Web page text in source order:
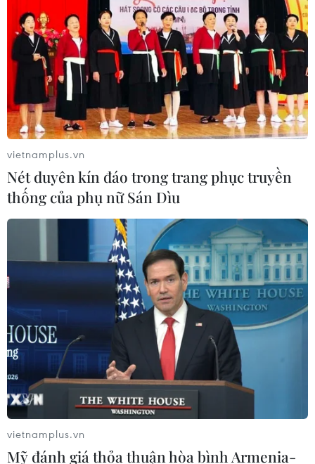
vietnamplus.vn
Nét duyên kín đáo trong trang phục truyền
thống của phụ nữ Sán Dìu
vietnamplus.vn
Mỹ đánh giá thỏa thuận hòa bình Armenia-